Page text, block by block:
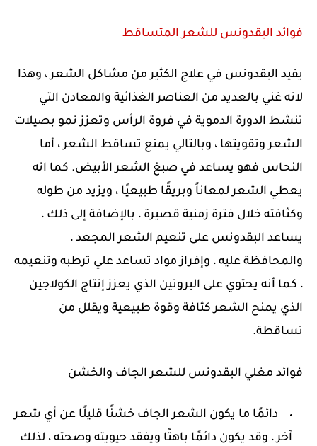
فوائد البقدونس للشعر المتساقط
يفيد البقدونس في علاج الكثير من مشاكل الشعر ، وهذا
لانه غني بالعديد من العناصر الغذائية والمعادن التي
تنشط الدورة الدموية في فروة الرأس وتعزز نمو بصيلات
الشعر وتقويتها ، وبالتالي يمنع تساقط الشعر ، أما
النحاس فهو يساعد في صبغ الشعر الأبيض. كما انه
يعطي الشعر لمعاناً وبريقًا طبيعيًا ، ويزيد من طوله
وكثافته خلال فترة زمنية قصيرة ، بالإضافة إلى ذلك ،
يساعد البقدونس على تنعيم الشعر المجعد ،
والمحافظة عليه ، وإفراز مواد تساعد علي ترطبه وتنعيمه
، كما أنه يحتوي على البروتين الذي يعزز إنتاج الكولاجين
الذي يمنح الشعر كثافة وقوة طبيعية ويقلل من
تساقطة.
فوائد مغلي البقدونس للشعر الجاف والخشن
دائمًا ما يكون الشعر الجاف خشنًا قليلًا عن أي شعر
آخر ، وقد يكون دائمًا باهتًا ويفقد حيويته وصحته ، لذلك